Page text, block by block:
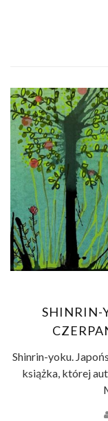
SHINRIN-
Shinrin-yoku.
książka, której